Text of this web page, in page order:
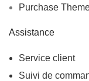
Purchase
Assistance
Service client
Suivi de